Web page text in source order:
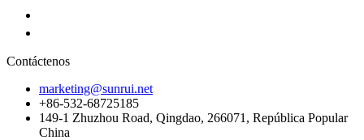
Contáctenos
marketing@sunrui.net
+86-532-68725185
149-1 Zhuzhou Road, Qingdao, 266071, República Popular
China